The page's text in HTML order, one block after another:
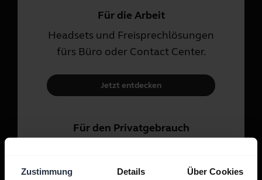
Zustimmung Details Über Cookies
Für die Arbeit
Headsets und Freisprechlösungen
fürs Büro oder Contact Center.
Jetzt entdecken
Für den Privatgebrauch
für Anrufe, Musik und Sport.